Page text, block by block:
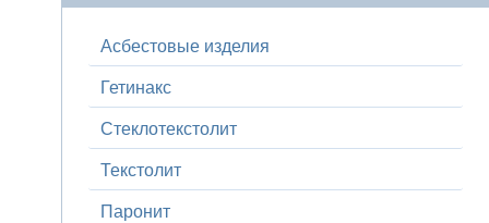
Асбестовые изделия
Гетинакс
Стеклотекстолит
Текстолит
Паронит